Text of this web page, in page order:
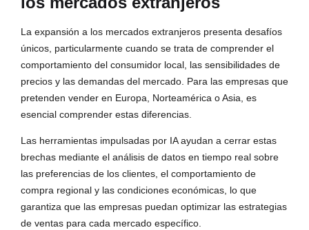
La expansión a los mercados extranjeros presenta desafíos
únicos, particularmente cuando se trata de comprender el
comportamiento del consumidor local, las sensibilidades de
precios y las demandas del mercado. Para las empresas que
pretenden vender en Europa, Norteamérica o Asia, es
esencial comprender estas diferencias.
Las herramientas impulsadas por IA ayudan a cerrar estas
brechas mediante el análisis de datos en tiempo real sobre
las preferencias de los clientes, el comportamiento de
compra regional y las condiciones económicas, lo que
garantiza que las empresas puedan optimizar las estrategias
de ventas para cada mercado específico.